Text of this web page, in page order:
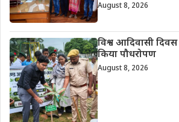
August 8, 2026
विश्व आदिवासी
किया पौधरोपण
August 8, 2026